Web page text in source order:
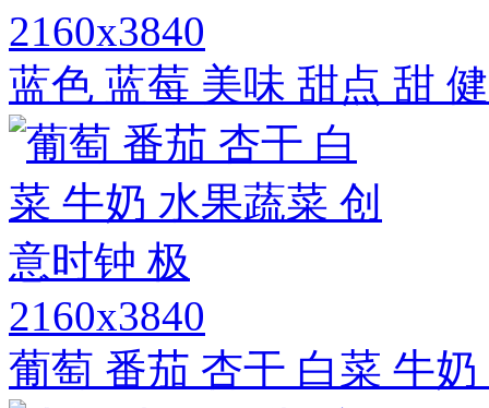
2160x3840
蓝色 蓝莓 美味 甜点 甜
2160x3840
葡萄 番茄 杏干 白菜 牛